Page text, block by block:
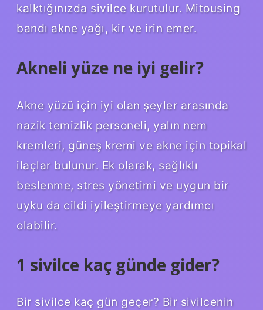
kalktığınızda sivilce kurutulur. Mitousing
bandı akne yağı, kir ve irin emer.
Akneli yüze ne iyi gelir?
Akne yüzü için iyi olan şeyler arasında
nazik temizlik personeli, yalın nem
kremleri, güneş kremi ve akne için topikal
ilaçlar bulunur. Ek olarak, sağlıklı
beslenme, stres yönetimi ve uygun bir
uyku da cildi iyileştirmeye yardımcı
olabilir.
1 sivilce kaç günde gider?
Bir sivilce kaç gün geçer? Bir sivilcenin